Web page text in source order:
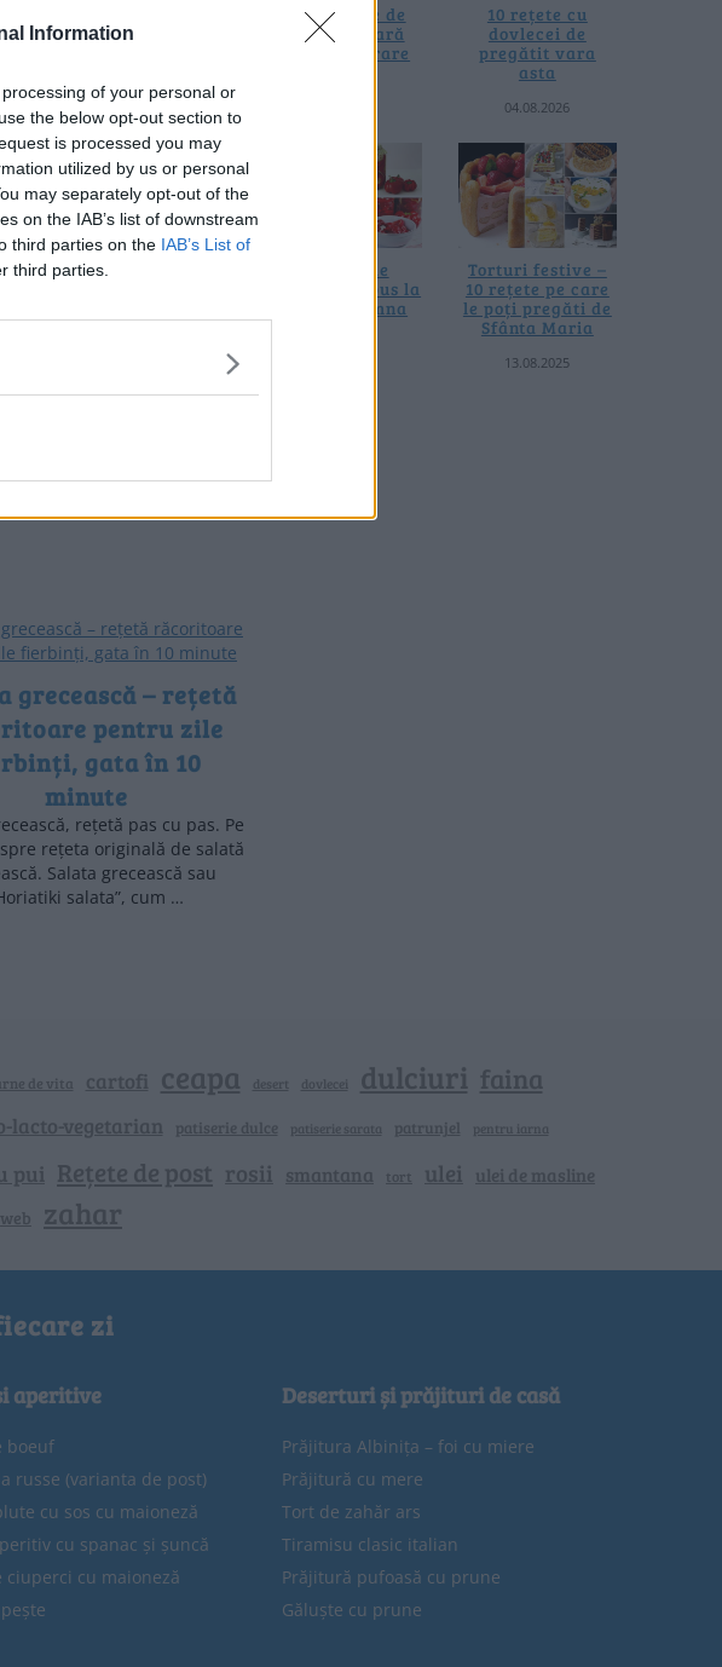
Information
of your personal or
the below opt-out section to
is processed you may
utilized by us or personal
may separately opt-out of the
on the IAB’s list of downstream
third parties on the IAB’s List of
third parties.
boabe – rețetă de post
naturală. …
de ardei copți,
de ajvar sârbesc. Rețeta
grecească – rețetă
pentru zile
gata în 10
minute
rețetă pas cu pas. Pe
rețeta originală de salată
Salata grecească sau
salata”, cum …
20 de rețete de
salate de vară
fără prelucrare
10 rețete cu
dovlecei de
pregătit vara
asta
04.08.2026
4 rețete de
gogoșari de pus la
borcan toamna
Torturi festive –
10 rețete pe care
le poți pregăti de
Sfânta Maria
13.08.2025
de vita cartofi ceapa desert dovlecei dulciuri faina
lacto-vegetarian patiserie dulce patiserie sarata patrunjel pentru iarna
pui Rețete de post rosii smantana tort ulei ulei de masline
web zahar
zi
aperitive
boeuf
russe (varianta de post)
cu sos cu maioneză
cu spanac și șuncă
ciuperci cu maioneză
Deserturi și prăjituri de casă
Prăjitura Albinița – foi cu miere
Prăjitură cu mere
Tort de zahăr ars
Tiramisu clasic italian
Prăjitură pufoasă cu prune
Găluște cu prune